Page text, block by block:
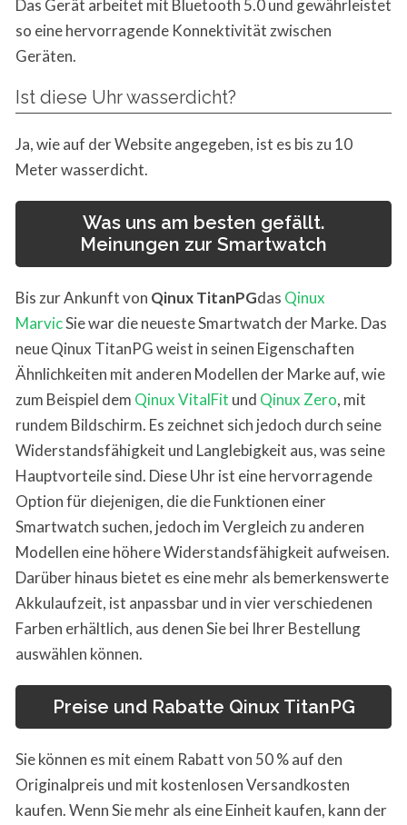
Das Gerät arbeitet mit Bluetooth 5.0 und gewährleistet
so eine hervorragende Konnektivität zwischen
Geräten.
Ist diese Uhr wasserdicht?
Ja, wie auf der Website angegeben, ist es bis zu 10
Meter wasserdicht.
Was uns am besten gefällt.
Meinungen zur Smartwatch
Bis zur Ankunft von Qinux TitanPGdas Qinux
MarvicSie war die neueste Smartwatch der Marke. Das
neue Qinux TitanPG weist in seinen Eigenschaften
Ähnlichkeiten mit anderen Modellen der Marke auf, wie
zum Beispiel dem Qinux VitalFit und Qinux Zero, mit
rundem Bildschirm. Es zeichnet sich jedoch durch seine
Widerstandsfähigkeit und Langlebigkeit aus, was seine
Hauptvorteile sind. Diese Uhr ist eine hervorragende
Option für diejenigen, die die Funktionen einer
Smartwatch suchen, jedoch im Vergleich zu anderen
Modellen eine höhere Widerstandsfähigkeit aufweisen.
Darüber hinaus bietet es eine mehr als bemerkenswerte
Akkulaufzeit, ist anpassbar und in vier verschiedenen
Farben erhältlich, aus denen Sie bei Ihrer Bestellung
auswählen können.
Preise und Rabatte Qinux TitanPG
Sie können es mit einem Rabatt von 50 % auf den
Originalpreis und mit kostenlosen Versandkosten
kaufen. Wenn Sie mehr als eine Einheit kaufen, kann der